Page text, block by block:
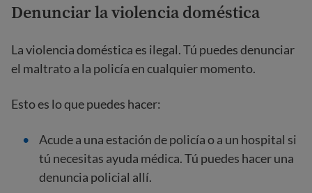
Denunciar la violencia doméstica
La violencia doméstica es ilegal. Tú puedes denunciar
el maltrato a la policía en cualquier momento.
Esto es lo que puedes hacer:
Acude a una estación de policía o a un hospital si
tú necesitas ayuda médica. Tú puedes hacer una
denuncia policial allí.